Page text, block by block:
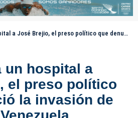
el preso político que denunció la invasión de su casa en Venezuela
un hospital a
el preso político
la invasión de